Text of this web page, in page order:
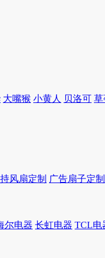
大嘴猴 小黄人 贝洛可 草
风扇定制 广告扇子定制
尔电器 长虹电器 TCL电